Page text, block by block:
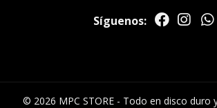
Síguenos:
© 2026 MPC STORE - Todo en disco duro